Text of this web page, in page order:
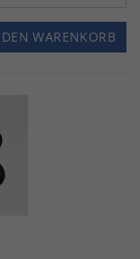
WARENKORB